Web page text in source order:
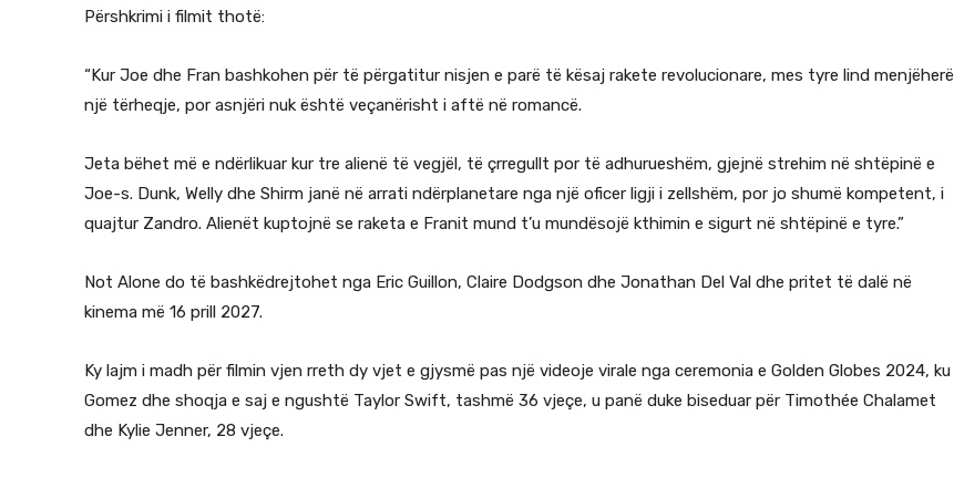
Përshkrimi i filmit thotë:
“Kur Joe dhe Fran bashkohen për të përgatitur nisjen e parë të kësaj rakete revolucionare, mes tyre lind menjëherë
një tërheqje, por asnjëri nuk është veçanërisht i aftë në romancë.
Jeta bëhet më e ndërlikuar kur tre alienë të vegjël, të çrregullt por të adhurueshëm, gjejnë strehim në shtëpinë e
Joe-s. Dunk, Welly dhe Shirm janë në arrati ndërplanetare nga një oficer ligji i zellshëm, por jo shumë kompetent, i
quajtur Zandro. Alienët kuptojnë se raketa e Franit mund t’u mundësojë kthimin e sigurt në shtëpinë e tyre.”
Not Alone do të bashkëdrejtohet nga Eric Guillon, Claire Dodgson dhe Jonathan Del Val dhe pritet të dalë në
kinema më 16 prill 2027.
Ky lajm i madh për filmin vjen rreth dy vjet e gjysmë pas një videoje virale nga ceremonia e Golden Globes 2024, ku
Gomez dhe shoqja e saj e ngushtë Taylor Swift, tashmë 36 vjeçe, u panë duke biseduar për Timothée Chalamet
dhe Kylie Jenner, 28 vjeçe.